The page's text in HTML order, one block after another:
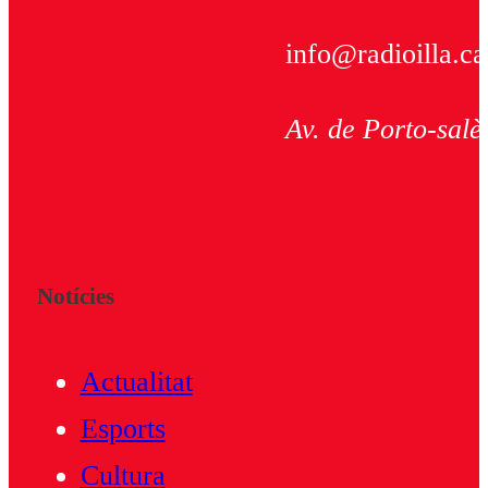
Av. de Porto-
Notícies
Actualitat
Esports
Cultura